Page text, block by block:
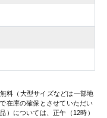
料（大型サイズなどは一部地
在庫の確保とさせていただい
）については、正午（12時）